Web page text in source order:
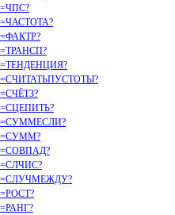
=ЧПС?
=ЧАСТОТА?
=ФАКТР?
=ТРАНСП?
=ТЕНДЕНЦИЯ?
=СЧИТАТЬПУСТОТЫ?
=СЧЁТЗ?
=СЦЕПИТЬ?
=СУММЕСЛИ?
=СУММ?
=СОВПАД?
=СЛЧИС?
=СЛУЧМЕЖДУ?
=РОСТ?
=РАНГ?